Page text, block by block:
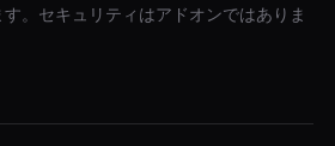
。セキュリティはアドオンではありま